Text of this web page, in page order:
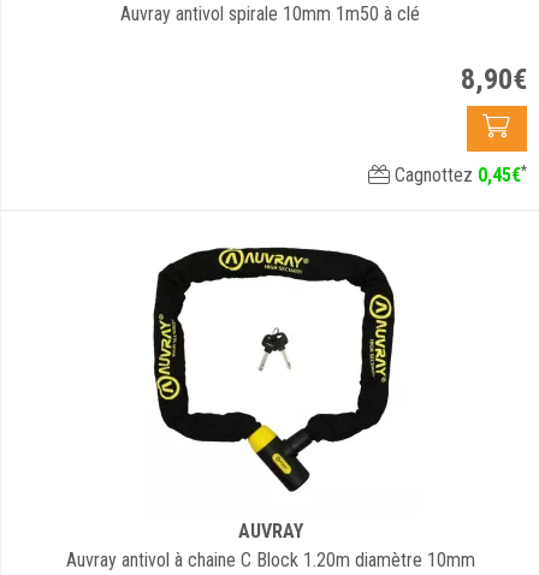
Auvray antivol spirale 10mm 1m50 à clé
8,90€
Cagnottez 0,45€*
AUVRAY
Auvray antivol à chaine C Block 1.20m diamètre 10mm